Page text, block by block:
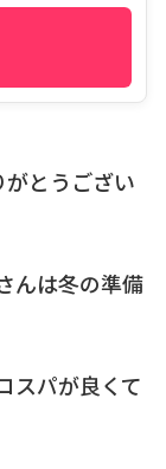
とうござい
んは冬の準備
スパが良くて